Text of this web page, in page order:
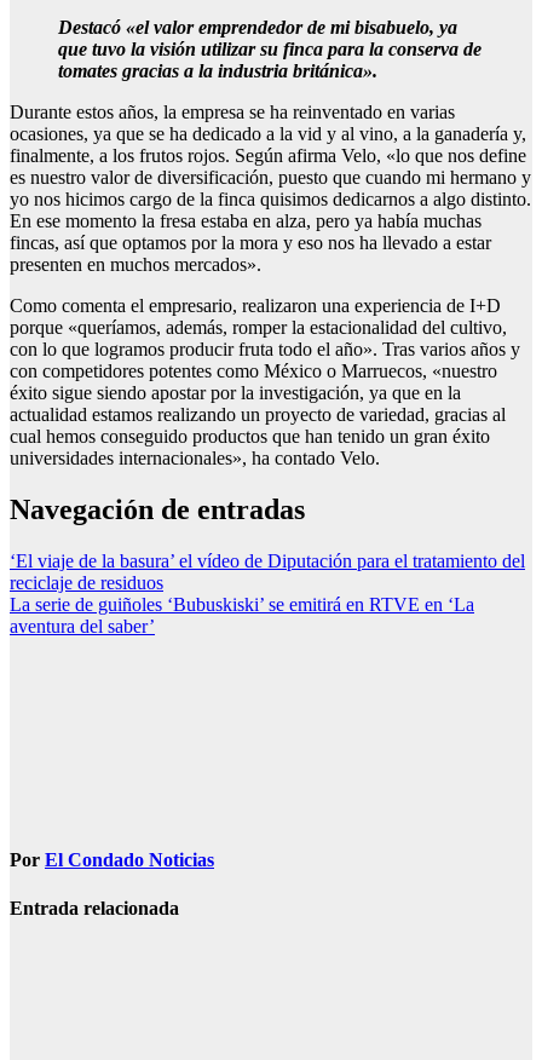
Destacó «el valor emprendedor de mi bisabuelo, ya
que tuvo la visión utilizar su finca para la conserva de
tomates gracias a la industria británica».
Durante estos años, la empresa se ha reinventado en varias
ocasiones, ya que se ha dedicado a la vid y al vino, a la ganadería y,
finalmente, a los frutos rojos. Según afirma Velo, «lo que nos define
es nuestro valor de diversificación, puesto que cuando mi hermano y
yo nos hicimos cargo de la finca quisimos dedicarnos a algo distinto.
En ese momento la fresa estaba en alza, pero ya había muchas
fincas, así que optamos por la mora y eso nos ha llevado a estar
presenten en muchos mercados».
Como comenta el empresario, realizaron una experiencia de I+D
porque «queríamos, además, romper la estacionalidad del cultivo,
con lo que logramos producir fruta todo el año». Tras varios años y
con competidores potentes como México o Marruecos, «nuestro
éxito sigue siendo apostar por la investigación, ya que en la
actualidad estamos realizando un proyecto de variedad, gracias al
cual hemos conseguido productos que han tenido un gran éxito
universidades internacionales», ha contado Velo.
Navegación de entradas
‘El viaje de la basura’ el vídeo de Diputación para el tratamiento del
reciclaje de residuos
La serie de guiñoles ‘Bubuskiski’ se emitirá en RTVE en ‘La
aventura del saber’
Por El Condado Noticias
Entrada relacionada